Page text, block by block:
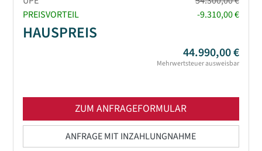
PREISVORTEIL
-9.310,00 €
HAUSPREIS
44.990,00 €
Mehrwertsteuer ausweisbar
ZUM ANFRAGEFORMULAR
ANFRAGE MIT INZAHLUNGNAHME